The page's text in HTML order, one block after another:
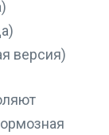
версия)